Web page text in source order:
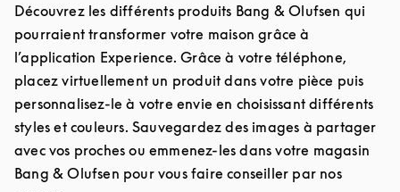
Découvrez les différents produits Bang & Olufsen qui
pourraient transformer votre maison grâce à
l’application Experience. Grâce à votre téléphone,
placez virtuellement un produit dans votre pièce puis
personnalisez-le à votre envie en choisissant différents
styles et couleurs. Sauvegardez des images à partager
avec vos proches ou emmenez-les dans votre magasin
Bang & Olufsen pour vous faire conseiller par nos